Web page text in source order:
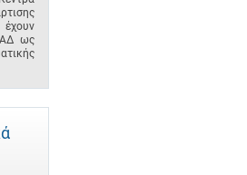
ως